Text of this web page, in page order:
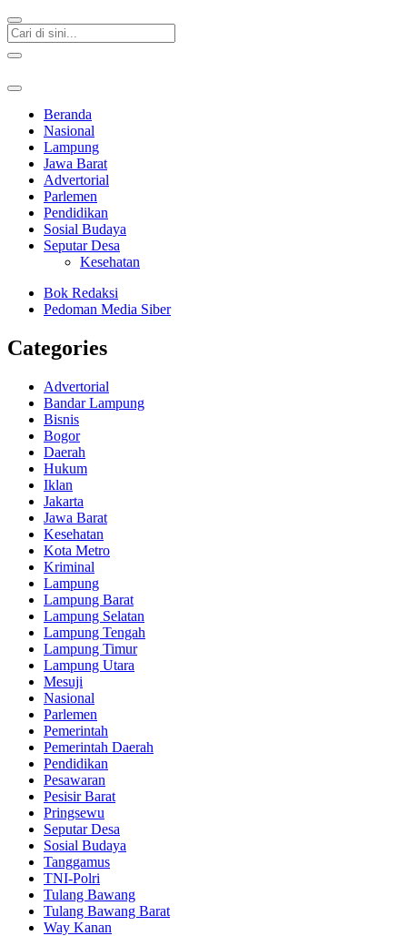
Beranda
Nasional
Lampung
Jawa Barat
Advertorial
Parlemen
Pendidikan
Sosial Budaya
Seputar Desa
Kesehatan
Bok Redaksi
Pedoman Media Siber
Categories
Advertorial
Bandar Lampung
Bisnis
Bogor
Daerah
Hukum
Iklan
Jakarta
Jawa Barat
Kesehatan
Kota Metro
Kriminal
Lampung
Lampung Barat
Lampung Selatan
Lampung Tengah
Lampung Timur
Lampung Utara
Mesuji
Nasional
Parlemen
Pemerintah
Pemerintah Daerah
Pendidikan
Pesawaran
Pesisir Barat
Pringsewu
Seputar Desa
Sosial Budaya
Tanggamus
TNI-Polri
Tulang Bawang
Tulang Bawang Barat
Way Kanan